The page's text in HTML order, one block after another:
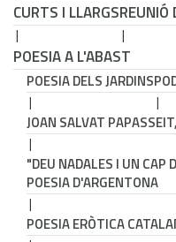
CURTS I LLARGSREUNIÓ
POESIA A L'ABAST
POESIA DELS JARDINS
JOAN SALVAT
"DEU NADALES I UN CAP
POESIA D'ARGENTONA
POESIA ERÒTICA